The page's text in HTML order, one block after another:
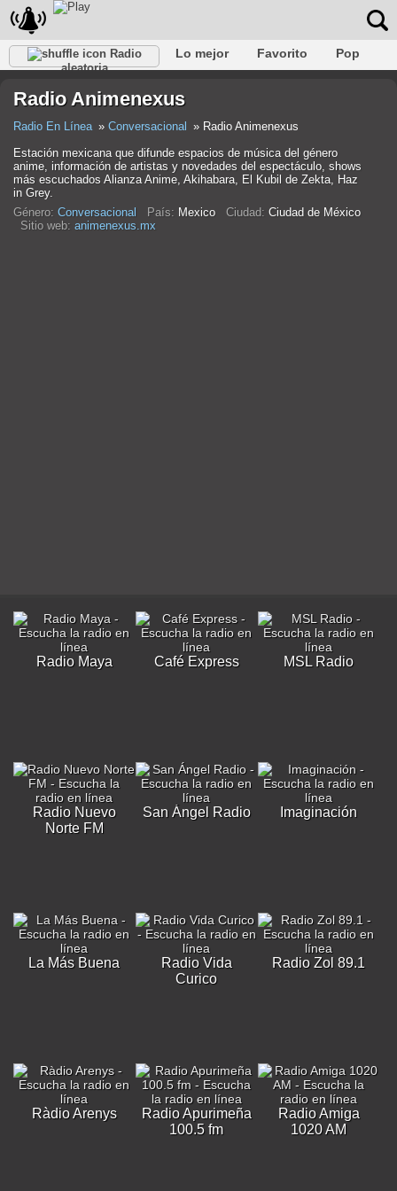
Radio
aleatoria
Lo mejor Favorito
Pop
Rap
Trans Falk Jazz
Radio Animenexus
Radio En Línea Conversacional
Radio Animenexus
Estación mexicana que difunde espacios de música del género
anime, información de artistas y novedades del espectáculo, shows
más escuchados Alianza Anime, Akihabara, El Kubil de Zekta, Haz
in Grey.
Género: Conversacional País: Mexico Ciudad: Ciudad de México
Sitio web: animenexus.mx
Radio Maya Café Express MSL Radio
Radio Nuevo
Norte FM
San Ángel Radio Imaginación
La Más Buena
Radio Vida
Curico
Radio Zol 89.1
Ràdio Arenys
Radio Apurimeña
100.5 fm
Radio Amiga
1020 AM